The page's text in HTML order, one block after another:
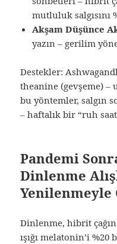
mutluluk salgısını
Akşam Düşünce
yazın – gerilim
Destekler:
theanine (gevşeme) –
bu yöntemler, salgın
– haftalık bir “ruh
Pandemi
Dinlenme
Yenilenmeyle
Dinlenme, hibrit
ışığı melatonin’i